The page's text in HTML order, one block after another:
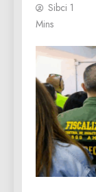
Sibci 1
Mins